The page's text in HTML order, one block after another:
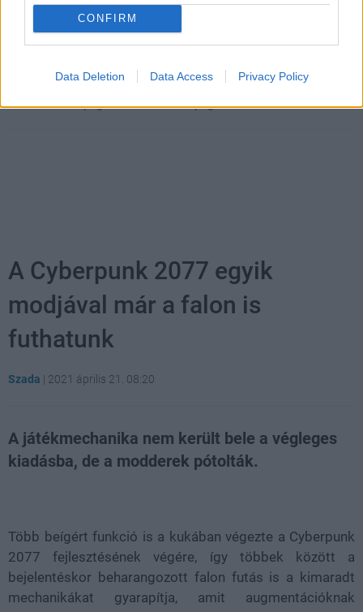
CONFIRM
Data Deletion Data Access Privacy Policy
Július végén folytatódik a balatoni strandröplabda-
Címkék: #apogee software #apogee entertainment
A Cyberpunk 2077 egyik
modjával már a falon is
futhatunk
Szada | 2021 április 21. 08:20
A játékmechanika nem került bele a végleges
kiadásba, de a modderek pótolták.
Több beígért funkció is a kukában végezte a Cyberpunk
2077 fejlesztésének végére, így többek között a
bejelentéskor beharangozott falon futás is a kimaradt
mechanikákat gyarapítja, amit augmentációknak